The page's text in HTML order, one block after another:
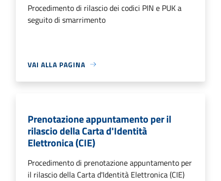
Procedimento di rilascio dei codici PIN e PUK a
seguito di smarrimento
VAI ALLA PAGINA
Prenotazione appuntamento per il
rilascio della Carta d'Identità
Elettronica (CIE)
Procedimento di prenotazione appuntamento per
il rilascio della Carta d'Identità Elettronica (CIE)